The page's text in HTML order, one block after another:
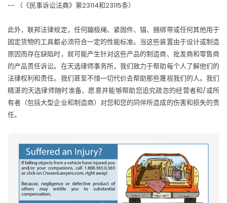
-- （《民事诉讼法典》第23114和23115条）
此外，联邦法律规定，任何蹦极绳、紧固件、锚、捆绑带或任何其他用于
固定货物的工具都必须符合一定的性能标准。当这些装置由于设计或制造
原因而存在缺陷时，就可能产生针对这些产品的制造商、批发商和零售商
的产品责任诉讼。在天选律师事务所，我们致力于帮助每个人了解他们的
法律权利和责任。我们甚至不惜一切代价去帮助那些蔑视我们的人。我们
精湛的天选律师随时准备、愿意并能够帮助您追究疏忽的经营者和/或所
有者（包括大型企业和制造商）对您和您的同伴所造成的伤害和损失的责
任。